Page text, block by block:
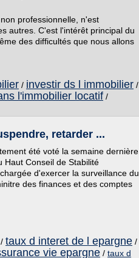
professionnelle, n'est
autres. C'est l'intérêt principal du
des difficultés que nous allons
/ investir ds l immobilier /
l'immobilier locatif /
retarder ...
été voté la semaine dernière.
Haut Conseil de Stabilité
d'exercer la surveillance du
des finances et des comptes
/ taux d interet de l epargne /
vie epargne / taux d